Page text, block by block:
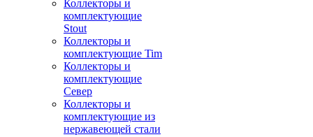
Коллекторы и
комплектующие
Stout
Коллекторы и
комплектующие Tim
Коллекторы и
комплектующие
Север
Коллекторы и
комплектующие из
нержавеющей стали